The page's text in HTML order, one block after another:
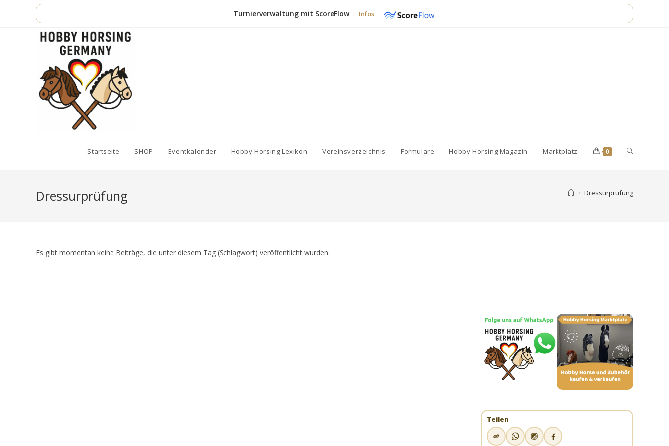
Turnierverwaltung mit ScoreFlow Infos
Startseite SHOP Eventkalender Hobby Horsing Lexikon Vereinsverzeichnis Formulare Hobby Horsing Magazin Marktplatz 0 Website-
Dressurprüfung > Dressurprüfung
Es gibt momentan keine Beiträge, die unter diesem Tag (Schlagwort) veröffentlicht wurden.
Teilen